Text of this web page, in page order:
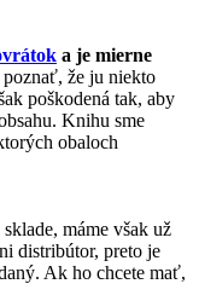
a je mierne
že ju niekto
poškodená tak, aby
Knihu sme
obaloch
máme však už
distribútor, preto je
Ak ho chcete mať,